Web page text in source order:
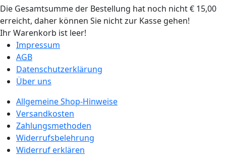
Die Gesamtsumme der Bestellung hat noch nicht € 15,00‎
erreicht, daher können Sie nicht zur Kasse gehen!
Ihr Warenkorb ist leer!
Impressum
AGB
Datenschutzerklärung
Über uns
Allgemeine Shop-Hinweise
Versandkosten
Zahlungsmethoden
Widerrufsbelehrung
Widerruf erklären